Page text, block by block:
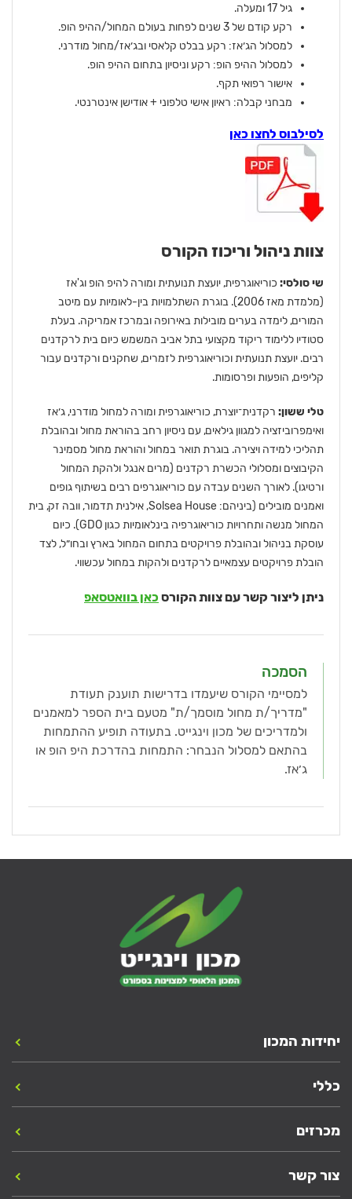
גיל 17 ומעלה.
רקע קודם של 3 שנים לפחות בעולם המחול/ההיפ הופ.
למסלול הג׳אז: רקע בבלט קלאסי ובג׳אז/מחול מודרני.
למסלול ההיפ הופ: רקע וניסיון בתחום ההיפ הופ.
אישור רפואי תקף.
מבחני קבלה: ראיון אישי טלפוני + אודישן אינטרנטי.
לסילבוס לחצו כאן
צוות ניהול וריכוז הקורס
שי סולסי: כוריאוגרפית, יועצת תנועתית ומורה להיפ הופ וג'אז
(מלמדת מאז 2006). בוגרת השתלמויות בין-לאומיות עם מיטב
המורים, לימדה בערים מובילות באירופה ובמרכז אמריקה. בעלת
סטודיו ללימוד ריקוד מקצועי בתל אביב המשמש כיום בית לרקדנים
רבים. יועצת תנועתית וכוריאוגרפית לזמרים, שחקנים ורקדנים עבור
קליפים, הופעות ופרסומות.
טלי ששון: רקדנית־יוצרת, כוריאוגרפית ומורה למחול מודרני, ג׳אז
ואימפרוביזציה למגוון גילאים, עם ניסיון רחב בהוראת מחול ובהובלת
תהליכי למידה ויצירה. בוגרת תואר במחול והוראת מחול מסמינר
הקיבוצים ומסלולי הכשרת רקדנים (מרים אנגל ולהקת המחול
ורטיגו). לאורך השנים עבדה עם כוריאוגרפים רבים בשיתוף גופים
ואמנים מובילים (ביניהם: Solsea House, אילנית תדמור, וובה זק, בית
המחול מנשה ותחרויות כוריאוגרפיה בינלאומיות כגון GDO). כיום
עוסקת בניהול ובהובלת פרויקטים בתחום המחול בארץ ובחו״ל, לצד
הובלת פרויקטים עצמאיים לרקדנים ולהקות במחול עכשווי.
ניתן ליצור קשר עם צוות הקורס כאן בוואטסאפ
הסמכה
למסיימי הקורס שיעמדו בדרישות תוענק תעודת
"מדריך/ת מחול מוסמך/ת" מטעם בית הספר למאמנים
ולמדריכים של מכון וינגייט. בתעודה תופיע ההתמחות
בהתאם למסלול הנבחר: התמחות בהדרכת היפ הופ או
ג׳אז.
יחידות המכון
כללי
מכרזים
צור קשר